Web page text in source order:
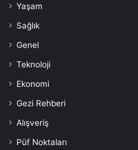
Yaşam
Sağlık
Genel
Teknoloji
Ekonomi
Gezi Rehberi
Alışveriş
Püf Noktaları